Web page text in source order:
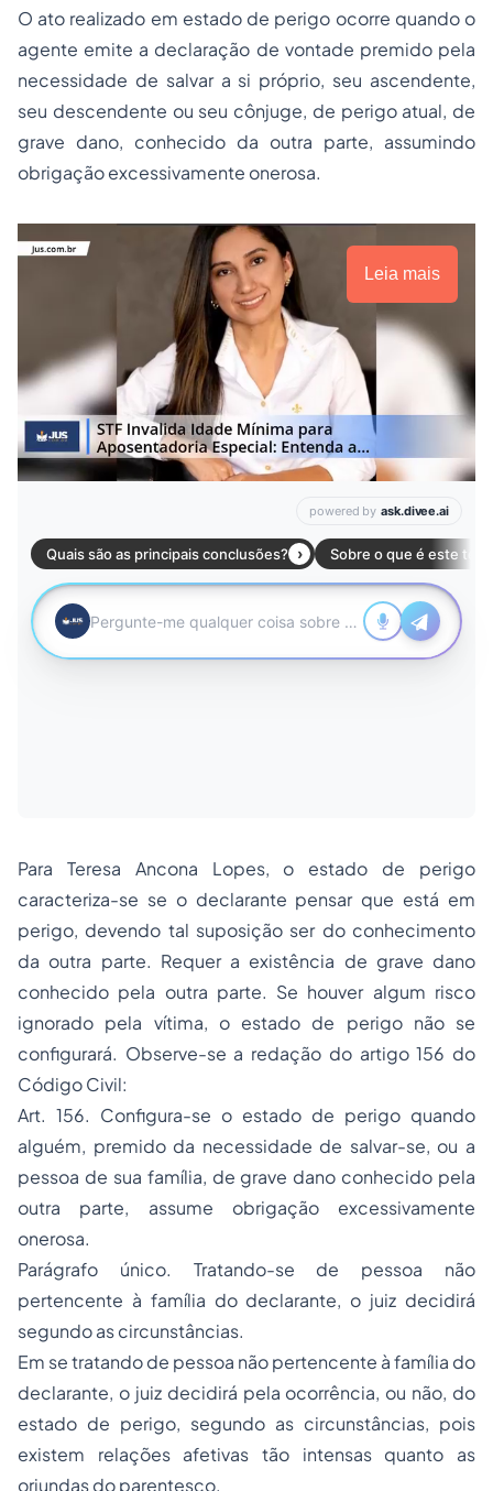
O ato realizado em estado de perigo ocorre quando o
agente emite a declaração de vontade premido pela
necessidade de salvar a si próprio, seu ascendente,
seu descendente ou seu cônjuge, de perigo atual, de
grave dano, conhecido da outra parte, assumindo
obrigação excessivamente onerosa.
Leia mais
Para Teresa Ancona Lopes, o estado de perigo
caracteriza-se se o declarante pensar que está em
perigo, devendo tal suposição ser do conhecimento
da outra parte. Requer a existência de grave dano
conhecido pela outra parte. Se houver algum risco
ignorado pela vítima, o estado de perigo não se
configurará. Observe-se a redação do artigo 156 do
Código Civil:
Art. 156. Configura-se o estado de perigo quando
alguém, premido da necessidade de salvar-se, ou a
pessoa de sua família, de grave dano conhecido pela
outra parte, assume obrigação excessivamente
onerosa.
Parágrafo único. Tratando-se de pessoa não
pertencente à família do declarante, o juiz decidirá
segundo as circunstâncias.
Em se tratando de pessoa não pertencente à família do
declarante, o juiz decidirá pela ocorrência, ou não, do
estado de perigo, segundo as circunstâncias, pois
existem relações afetivas tão intensas quanto as
oriundas do parentesco.